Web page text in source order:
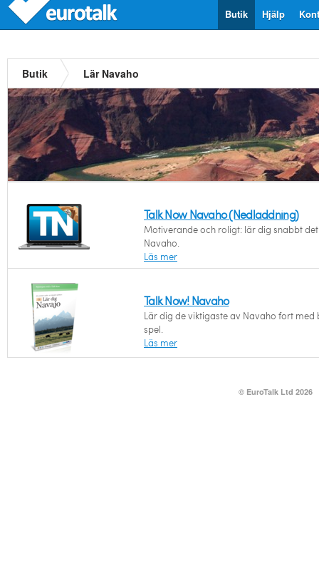
Hjälp
Butik
Butik Lär Navaho
Talk Now Navaho (Nedladdning)
Motiverande och roligt: lär dig snabbt
Navaho.
Läs mer
Talk Now! Navaho
Lär dig de viktigaste av Navaho fort med
spel.
Läs mer
© EuroTalk Ltd 2026